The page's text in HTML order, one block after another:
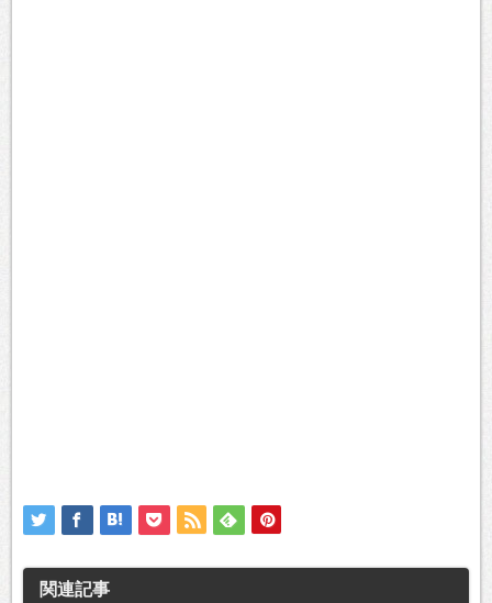
関連記事